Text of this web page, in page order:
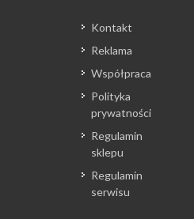
Kontakt
Reklama
Współpraca
Polityka
prywatności
Regulamin
sklepu
Regulamin
serwisu